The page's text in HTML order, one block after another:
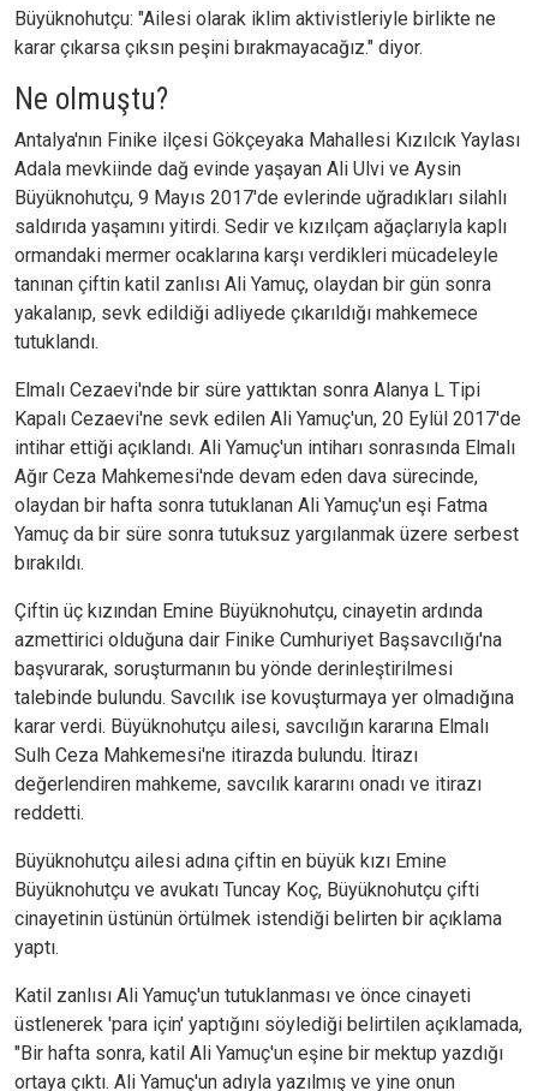
Büyüknohutçu: "Ailesi olarak iklim aktivistleriyle birlikte ne
karar çıkarsa çıksın peşini bırakmayacağız." diyor.
Ne olmuştu?
Antalya'nın Finike ilçesi Gökçeyaka Mahallesi Kızılcık Yaylası
Adala mevkiinde dağ evinde yaşayan Ali Ulvi ve Aysin
Büyüknohutçu, 9 Mayıs 2017'de evlerinde uğradıkları silahlı
saldırıda yaşamını yitirdi. Sedir ve kızılçam ağaçlarıyla kaplı
ormandaki mermer ocaklarına karşı verdikleri mücadeleyle
tanınan çiftin katil zanlısı Ali Yamuç, olaydan bir gün sonra
yakalanıp, sevk edildiği adliyede çıkarıldığı mahkemece
tutuklandı.
Elmalı Cezaevi'nde bir süre yattıktan sonra Alanya L Tipi
Kapalı Cezaevi'ne sevk edilen Ali Yamuç'un, 20 Eylül 2017'de
intihar ettiği açıklandı. Ali Yamuç'un intiharı sonrasında Elmalı
Ağır Ceza Mahkemesi'nde devam eden dava sürecinde,
olaydan bir hafta sonra tutuklanan Ali Yamuç'un eşi Fatma
Yamuç da bir süre sonra tutuksuz yargılanmak üzere serbest
bırakıldı.
Çiftin üç kızından Emine Büyüknohutçu, cinayetin ardında
azmettirici olduğuna dair Finike Cumhuriyet Başsavcılığı'na
başvurarak, soruşturmanın bu yönde derinleştirilmesi
talebinde bulundu. Savcılık ise kovuşturmaya yer olmadığına
karar verdi. Büyüknohutçu ailesi, savcılığın kararına Elmalı
Sulh Ceza Mahkemesi'ne itirazda bulundu. İtirazı
değerlendiren mahkeme, savcılık kararını onadı ve itirazı
reddetti.
Büyüknohutçu ailesi adına çiftin en büyük kızı Emine
Büyüknohutçu ve avukatı Tuncay Koç, Büyüknohutçu çifti
cinayetinin üstünün örtülmek istendiği belirten bir açıklama
yaptı.
Katil zanlısı Ali Yamuç'un tutuklanması ve önce cinayeti
üstlenerek 'para için' yaptığını söylediği belirtilen açıklamada,
"Bir hafta sonra, katil Ali Yamuç'un eşine bir mektup yazdığı
ortaya çıktı. Ali Yamuç'un adıyla yazılmış ve yine onun